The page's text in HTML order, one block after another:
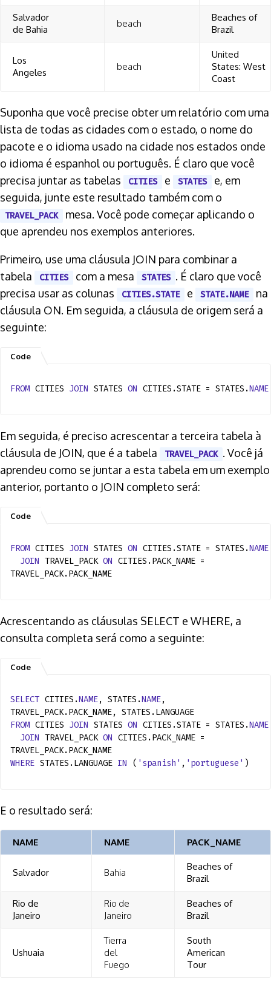
Salvador
de Bahia
beach
Beaches of
Brazil
Los
Angeles
beach
United
States: West
Coast
Suponha que você precise obter um relatório com uma
lista de todas as cidades com o estado, o nome do
pacote e o idioma usado na cidade nos estados onde
o idioma é espanhol ou português. É claro que você
precisa juntar as tabelas
CITIES e STATES
e, em
seguida, junte este resultado também com o
TRAVEL_PACK
mesa. Você pode começar aplicando o
que aprendeu nos exemplos anteriores.
Primeiro, use uma cláusula JOIN para combinar a
tabela
CITIES com a mesa STATES . É claro que você
precisa usar as colunas
CITIES.STATE e STATE.NAME
na
cláusula ON. Em seguida, a cláusula de origem será a
seguinte:
FROM CITIES JOIN STATES ON CITIES.STATE = STATES.NAME
Em seguida, é preciso acrescentar a terceira tabela à
cláusula de JOIN, que é a tabela
TRAVEL_PACK . Você já
aprendeu como se juntar a esta tabela em um exemplo
anterior, portanto o JOIN completo será:
FROM CITIES JOIN STATES ON CITIES.STATE = STATES.NAME
JOIN TRAVEL_PACK ON CITIES.PACK_NAME =
TRAVEL_PACK.PACK_NAME
Acrescentando as cláusulas SELECT e WHERE, a
consulta completa será como a seguinte:
SELECT CITIES.NAME, STATES.NAME,
TRAVEL_PACK.PACK_NAME, STATES.LANGUAGE
FROM CITIES JOIN STATES ON CITIES.STATE = STATES.NAME
JOIN TRAVEL_PACK ON CITIES.PACK_NAME =
TRAVEL_PACK.PACK_NAME
WHERE STATES.LANGUAGE IN ( 'spanish' , 'portuguese' )
E o resultado será:
NAME NAME PACK_NAME
Salvador Bahia
Beaches of
Brazil
Rio de
Janeiro
Rio de
Janeiro
Beaches of
Brazil
Ushuaia
Tierra
del
Fuego
South
American
Tour